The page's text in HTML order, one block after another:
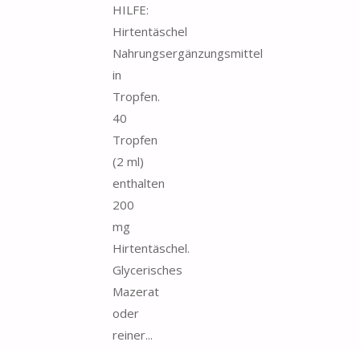
HILFE:
Hirtentäschel
Nahrungsergänzungsmittel
in
Tropfen.
40
Tropfen
(2 ml)
enthalten
200
mg
Hirtentäschel.
Glycerisches
Mazerat
oder
reiner...